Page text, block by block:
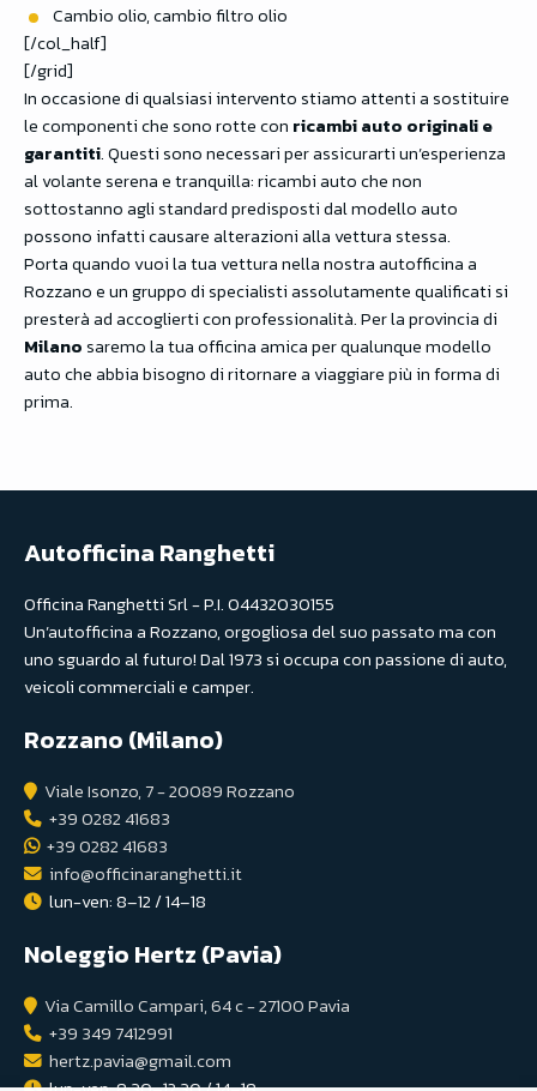
Cambio olio, cambio filtro olio
[/col_half]
[/grid]
In occasione di qualsiasi intervento stiamo attenti a sostituire
le componenti che sono rotte con ricambi auto originali e
garantiti. Questi sono necessari per assicurarti un’esperienza
al volante serena e tranquilla: ricambi auto che non
sottostanno agli standard predisposti dal modello auto
possono infatti causare alterazioni alla vettura stessa.
Porta quando vuoi la tua vettura nella nostra autofficina a
Rozzano e un gruppo di specialisti assolutamente qualificati si
presterà ad accoglierti con professionalità. Per la provincia di
Milanosaremo la tua officina amica per qualunque modello
auto che abbia bisogno di ritornare a viaggiare più in forma di
prima.
Autofficina Ranghetti
Officina Ranghetti Srl - P.I. 04432030155
Un’autofficina a Rozzano, orgogliosa del suo passato ma con
uno sguardo al futuro! Dal 1973 si occupa con passione di auto,
veicoli commerciali e camper.
Rozzano (Milano)
Viale Isonzo, 7 - 20089 Rozzano
+39 0282 41683
+39 0282 41683
info@officinaranghetti.it
lun-ven: 8–12 / 14–18
Noleggio Hertz (Pavia)
Via Camillo Campari, 64 c - 27100 Pavia
+39 349 7412991
hertz.pavia@gmail.com